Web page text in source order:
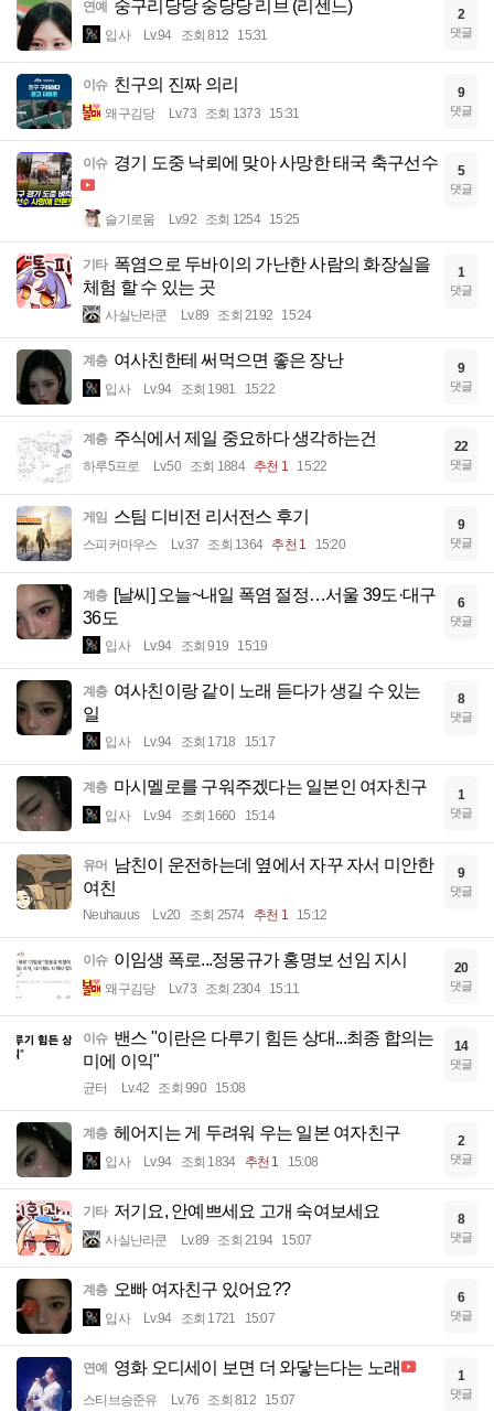
연예 숭구리당당 숭당당 리브 (리센느)
입사 Lv.94 조회 812 15:31
2
댓글
이슈 친구의 진짜 의리
왜구김당 Lv.73 조회 1373 15:31
9
댓글
이슈 경기 도중 낙뢰에 맞아 사망한 태국 축구선수
슬기로움 Lv.92 조회 1254 15:25
5
댓글
기타 폭염으로 두바이의 가난한 사람의 화장실을
체험 할 수 있는 곳
사실난라쿤 Lv.89 조회 2192 15:24
1
댓글
계층 여사친한테 써먹으면 좋은 장난
입사 Lv.94 조회 1981 15:22
9
댓글
계층 주식에서 제일 중요하다 생각하는건
하루5프로 Lv.50 조회 1884 추천 1 15:22
22
댓글
게임 스팀 디비전 리서전스 후기
스피커마우스 Lv.37 조회 1364 추천 1 15:20
9
댓글
계층 [날씨] 오늘~내일 폭염 절정…서울 39도·대구
36도
입사 Lv.94 조회 919 15:19
6
댓글
계층 여사친이랑 같이 노래 듣다가 생길 수 있는
일
입사 Lv.94 조회 1718 15:17
8
댓글
계층 마시멜로를 구워주겠다는 일본인 여자친구
입사 Lv.94 조회 1660 15:14
1
댓글
유머 남친이 운전하는데 옆에서 자꾸 자서 미안한
여친
Neuhauus Lv.20 조회 2574 추천 1 15:12
9
댓글
이슈 이임생 폭로...정몽규가 홍명보 선임 지시
왜구김당 Lv.73 조회 2304 15:11
20
댓글
이슈 밴스 "이란은 다루기 힘든 상대...최종 합의는
미에 이익"
균터 Lv.42 조회 990 15:08
14
댓글
계층 헤어지는 게 두려워 우는 일본 여자친구
입사 Lv.94 조회 1834 추천 1 15:08
2
댓글
기타 저기요, 안예쁘세요 고개 숙여보세요
사실난라쿤 Lv.89 조회 2194 15:07
8
댓글
계층 오빠 여자친구 있어요??
입사 Lv.94 조회 1721 15:07
6
댓글
연예 영화 오디세이 보면 더 와닿는다는 노래
스티브승준유 Lv.76 조회 812 15:07
1
댓글